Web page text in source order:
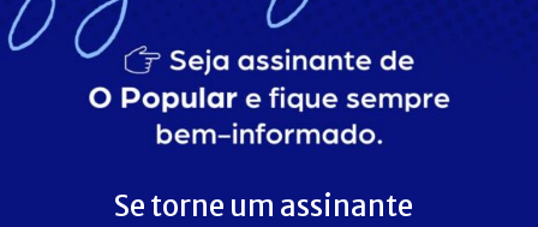
Se torne um assinante